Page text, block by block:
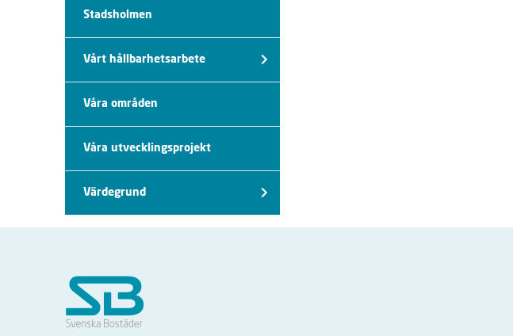
Stadsholmen
Vårt hållbarhetsarbete
Våra områden
Våra utvecklingsprojekt
Värdegrund